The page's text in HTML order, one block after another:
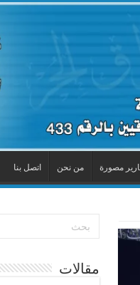
مصورة من نحن اتصل بنا
مقالات